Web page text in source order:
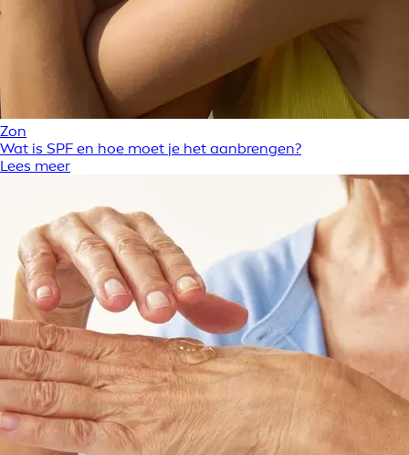
Zon
Wat is SPF en hoe moet je het aanbrengen?
Lees meer